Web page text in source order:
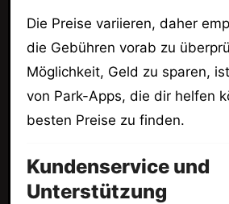
Die Preise variieren, daher
die Gebühren vorab zu
Möglichkeit, Geld zu sparen,
von Park-Apps, die dir helfen
besten Preise zu finden.
Kundenservice und
Unterstützung